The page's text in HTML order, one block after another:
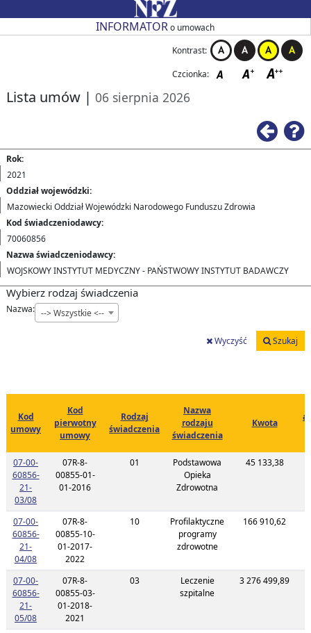
Przejdź do strony głównejINFORMATORo umowach
Kontrast:
Czcionka:
Lista umów | 06 sierpnia 2026
Rok:
2021
Oddział wojewódzki:
Mazowiecki Oddział Wojewódzki Narodowego Funduszu Zdrowia
Kod świadczeniodawcy:
70060856
Nazwa świadczeniodawcy:
WOJSKOWY INSTYTUT MEDYCZNY - PAŃSTWOWY INSTYTUT BADAWCZY
Wybierz rodzaj świadczenia
Nazwa: --> Wszystkie <--
Wyczyść Szukaj
Kod
umowy
Kod
pierwotny
umowy
Rodzaj
świadczenia
Nazwa
rodzaju
świadczenia
Kwota
07-00-
60856-
21-
03/08Link do listy planu umowy o kodzie 07-00-60856-21-03/08
07R-8-
00855-01-
01-2016
01
Podstawowa
Opieka
Zdrowotna
45 133,38
07-00-
60856-
21-
04/08Link do listy planu umowy o kodzie 07-00-60856-21-04/08
07R-8-
00855-10-
01-2017-
2022
10
Profilaktyczne
programy
zdrowotne
166 910,62
07-00-
60856-
21-
05/08Link do listy planu umowy o kodzie 07-00-60856-21-05/08
07R-8-
00855-03-
01-2018-
2021
03
Leczenie
szpitalne
3 276 499,89